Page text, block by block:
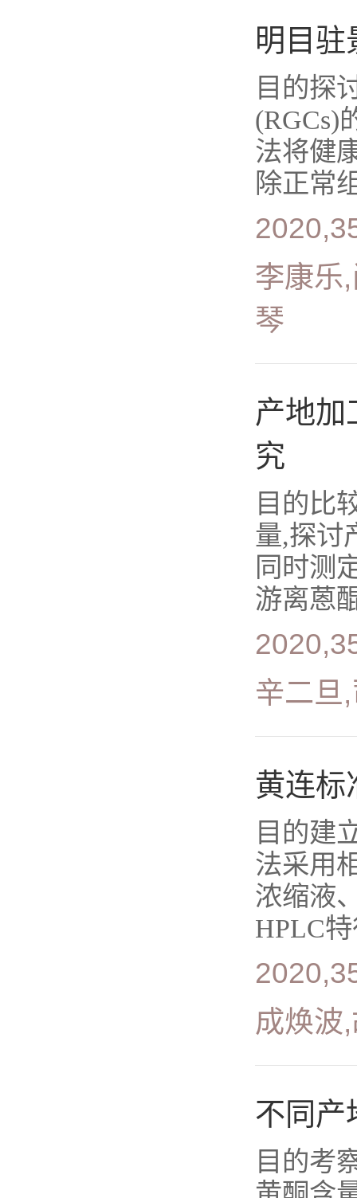
明目驻
目的探
(RGCs)
法将健
除正常
李康乐
琴
产地加
究
目的比
量,探讨
同时测
游离蒽
辛二旦
黄连标
目的建
法采用
浓缩液
HPLC
成焕波
不同产
目的考